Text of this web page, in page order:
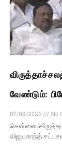
வேண்டும்:
07/08/2026
No
விஜயகாந்த்